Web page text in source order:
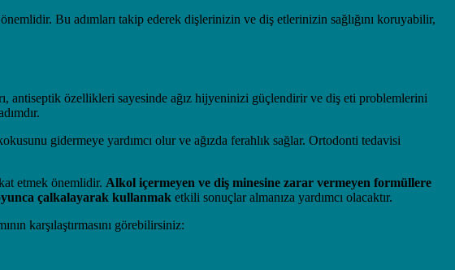
Bu adımları takip ederek dişlerinizin ve diş etlerinizin sağlığını koruyabilir,
antiseptik özellikleri sayesinde ağız hijyeninizi güçlendirir ve diş eti problemlerini
gidermeye yardımcı olur ve ağızda ferahlık sağlar. Ortodonti tedavisi
etmek önemlidir. Alkol içermeyen ve diş minesine zarar vermeyen formüllere
çalkalayarak kullanmak etkili sonuçlar almanıza yardımcı olacaktır.
karşılaştırmasını görebilirsiniz: